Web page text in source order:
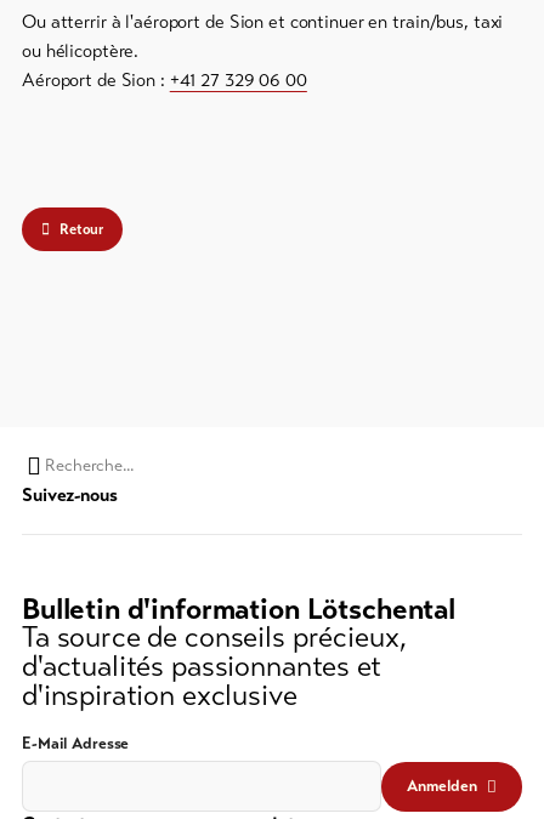
Ou atterrir à l'aéroport de Sion et continuer en train/bus, taxi
ou hélicoptère.
Aéroport de Sion : +41 27 329 06 00
Retour
Chaine
de
recherche
moins
3
caractères)
Suivez-nous
Bulletin d'information Lötschental
Ta source de conseils précieux,
d'actualités passionnantes et
d'inspiration exclusive
E-Mail Adresse
Anmelden